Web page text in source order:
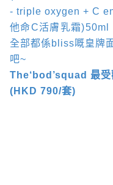
- triple oxygen + C
他命C活膚乳霜)50ml
全部都係 bliss嘅皇牌
吧~
The‘bod’squad 最
(HKD 790/套)